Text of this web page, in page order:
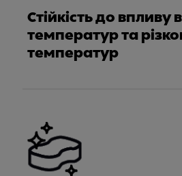
Стійкість до впливу
температур та
температур